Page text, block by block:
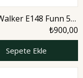
E148 Funn 50
Parfüm | Aromatic
₺900,00
Sepete Ekle